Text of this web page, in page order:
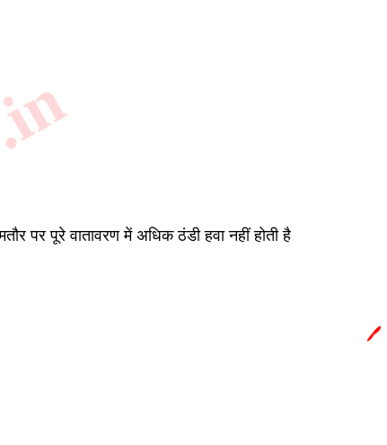
पर पूरे वातावरण में अधिक ठंडी हवा नहीं होती है
🖊️